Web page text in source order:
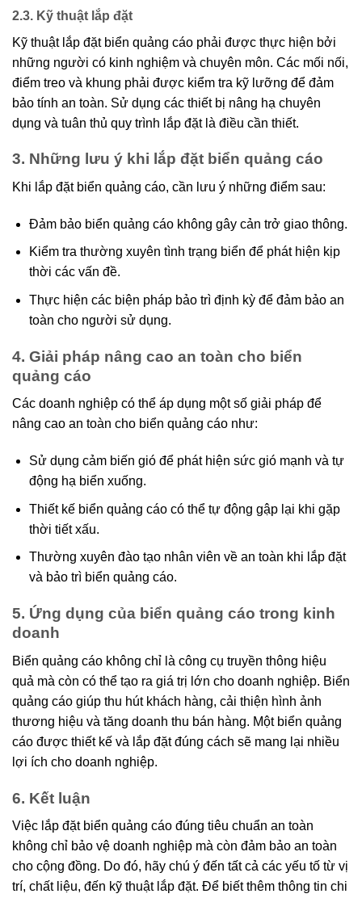
2.3. Kỹ thuật lắp đặt
Kỹ thuật lắp đặt biển quảng cáo phải được thực hiện bởi
những người có kinh nghiệm và chuyên môn. Các mối nối,
điểm treo và khung phải được kiểm tra kỹ lưỡng để đảm
bảo tính an toàn. Sử dụng các thiết bị nâng hạ chuyên
dụng và tuân thủ quy trình lắp đặt là điều cần thiết.
3. Những lưu ý khi lắp đặt biển quảng cáo
Khi lắp đặt biển quảng cáo, cần lưu ý những điểm sau:
Đảm bảo biển quảng cáo không gây cản trở giao thông.
Kiểm tra thường xuyên tình trạng biển để phát hiện kịp
thời các vấn đề.
Thực hiện các biện pháp bảo trì định kỳ để đảm bảo an
toàn cho người sử dụng.
4. Giải pháp nâng cao an toàn cho biển
quảng cáo
Các doanh nghiệp có thể áp dụng một số giải pháp để
nâng cao an toàn cho biển quảng cáo như:
Sử dụng cảm biến gió để phát hiện sức gió mạnh và tự
động hạ biển xuống.
Thiết kế biển quảng cáo có thể tự động gập lại khi gặp
thời tiết xấu.
Thường xuyên đào tạo nhân viên về an toàn khi lắp đặt
và bảo trì biển quảng cáo.
5. Ứng dụng của biển quảng cáo trong kinh
doanh
Biển quảng cáo không chỉ là công cụ truyền thông hiệu
quả mà còn có thể tạo ra giá trị lớn cho doanh nghiệp. Biển
quảng cáo giúp thu hút khách hàng, cải thiện hình ảnh
thương hiệu và tăng doanh thu bán hàng. Một biển quảng
cáo được thiết kế và lắp đặt đúng cách sẽ mang lại nhiều
lợi ích cho doanh nghiệp.
6. Kết luận
Việc lắp đặt biển quảng cáo đúng tiêu chuẩn an toàn
không chỉ bảo vệ doanh nghiệp mà còn đảm bảo an toàn
cho cộng đồng. Do đó, hãy chú ý đến tất cả các yếu tố từ vị
trí, chất liệu, đến kỹ thuật lắp đặt. Để biết thêm thông tin chi